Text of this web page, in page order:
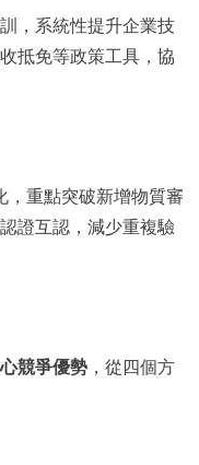
，系統性提升企業技
抵免等政策工具，協
，重點突破新增物質審
證互認，減少重複驗
競爭優勢 ，從四個方